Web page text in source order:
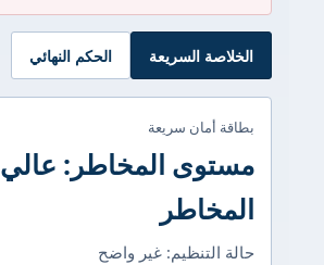
الخلاصة السريعة الحكم النهائي
بطاقة أمان سريعة
مستوى المخاطر: عالي
المخاطر
حالة التنظيم: غير واضح